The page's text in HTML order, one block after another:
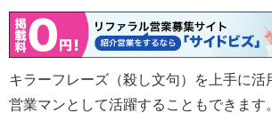
キラーフレーズ（殺し文句）を上手に活
営業マンとして活躍することもできます。